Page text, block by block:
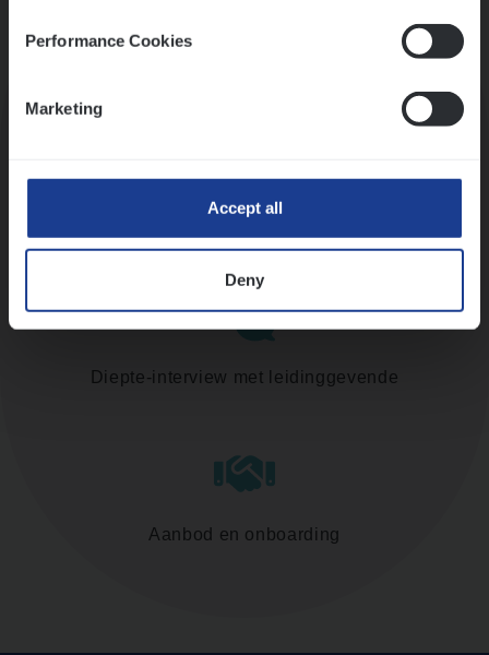
Performance Cookies
Marketing
Accept all
Deny
Assessment
Diepte-interview met leidinggevende
Aanbod en onboarding